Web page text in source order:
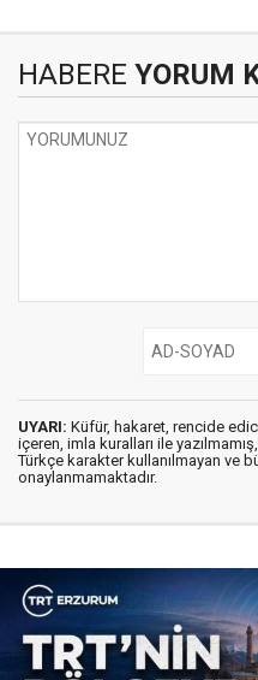
HABERE YORUM
UYARI: Küfür, hakaret, rencide
içeren, imla kuralları ile yazılmamış,
Türkçe karakter kullanılmayan ve
onaylanmamaktadır.